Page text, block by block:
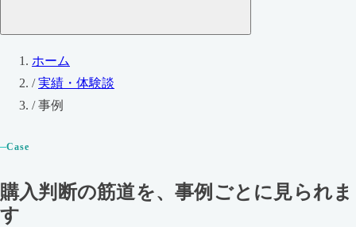
ホーム
/ 実績・体験談
/ 事例
Case
購入判断の筋道を、事例ごとに見られま
す